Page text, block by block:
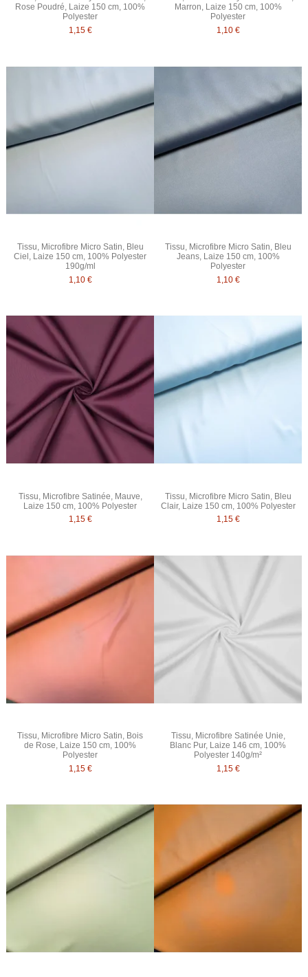
Rose Poudré, Laize 150 cm, 100%
Polyester
1,15 €
Marron, Laize 150 cm, 100%
Polyester
1,10 €
Tissu, Microfibre Micro Satin, Bleu
Ciel, Laize 150 cm, 100% Polyester
190g/ml
1,10 €
Tissu, Microfibre Micro Satin, Bleu
Jeans, Laize 150 cm, 100%
Polyester
1,10 €
Tissu, Microfibre Satinée, Mauve,
Laize 150 cm, 100% Polyester
1,15 €
Tissu, Microfibre Micro Satin, Bleu
Clair, Laize 150 cm, 100% Polyester
1,15 €
Tissu, Microfibre Micro Satin, Bois
de Rose, Laize 150 cm, 100%
Polyester
1,15 €
Tissu, Microfibre Satinée Unie,
Blanc Pur, Laize 146 cm, 100%
Polyester 140g/m²
1,15 €